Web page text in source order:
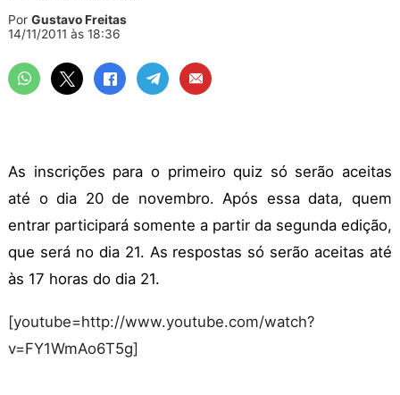
Por Gustavo Freitas
14/11/2011 às 18:36
As inscrições para o primeiro quiz só serão aceitas
até o dia 20 de novembro. Após essa data, quem
entrar participará somente a partir da segunda edição,
que será no dia 21. As respostas só serão aceitas até
às 17 horas do dia 21.
[youtube=http://www.youtube.com/watch?
v=FY1WmAo6T5g]